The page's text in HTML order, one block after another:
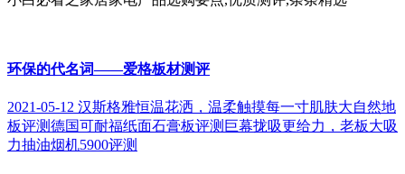
环保的代名词——爱格板材测评
2021-05-12 汉斯格雅恒温花洒，温柔触摸每一寸肌肤大自然地
板评测德国可耐福纸面石膏板评测 巨幕拢吸更给力，老板大吸
力抽油烟机5900评测